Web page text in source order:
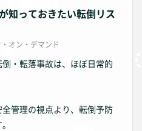
知っておきたい転倒リス
オン・デマンド
・転落事故は、ほぼ日常的
管理の視点より、転倒予防